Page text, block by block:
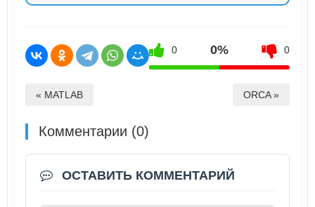
0 0% 0
« MATLAB ORCA »
Комментарии (0)
ОСТАВИТЬ КОММЕНТАРИЙ